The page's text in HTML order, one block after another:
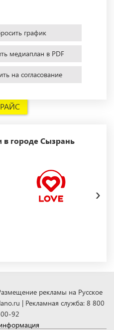
график
медиаплан в PDF
на согласование
в городе Сызрань
›
рекламы на Русское
| Рекламная служба: 8 800
92